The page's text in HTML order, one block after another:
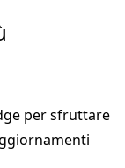
per sfruttare